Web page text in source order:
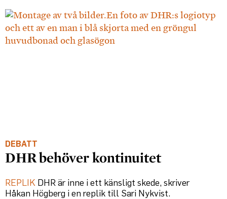
DEBATT
DHR behöver kontinuitet
REPLIK DHR är inne i ett känsligt skede, skriver
Håkan Högberg i en replik till Sari Nykvist.